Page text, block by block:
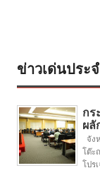
ข่าวเด่นประ
กร
ผลั
จัง
โต๊ะ
โปร